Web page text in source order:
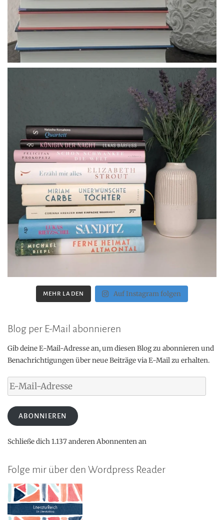
MEHR LADEN Auf Instagram folgen
Blog per E-Mail abonnieren
Gib deine E-Mail-Adresse an, um diesen Blog zu abonnieren und
Benachrichtigungen über neue Beiträge via E-Mail zu erhalten.
E-
Mail-
Adresse
ABONNIEREN
Schließe dich 1.137 anderen Abonnenten an
Folge mir über den Wordpress Reader